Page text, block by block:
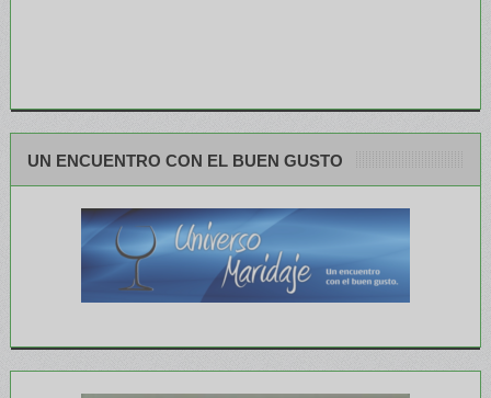
UN ENCUENTRO CON EL BUEN GUSTO